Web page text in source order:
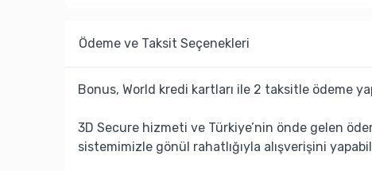
Ödeme ve Taksit Seçenekleri
Bonus, World kredi kartları ile 2 taksitle ödeme
3D Secure hizmeti ve Türkiye’nin önde gelen
sistemimizle gönül rahatlığıyla alışverişini